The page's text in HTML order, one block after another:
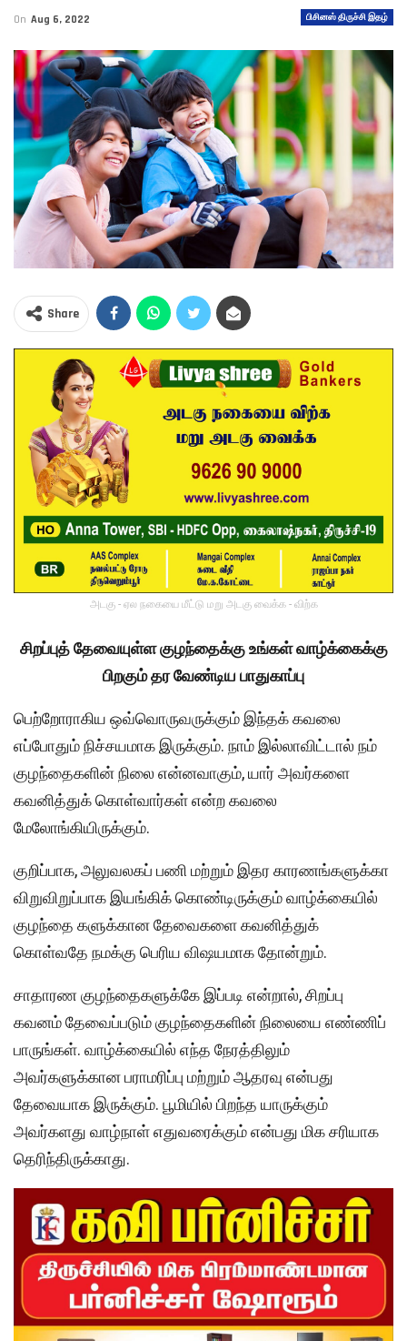
பிசினஸ் திருச்சி இதழ்
On Aug 6, 2022
Share
அடகு - ஏல நகையை மீட்டு மறு அடகு வைக்க - விற்க
சிறப்புத் தேவையுள்ள குழந்தைக்கு உங்கள் வாழ்க்கைக்கு
பிறகும் தர வேண்டிய பாதுகாப்பு
பெற்றோராகிய ஒவ்வொருவருக்கும் இந்தக் கவலை
எப்போதும் நிச்சயமாக இருக்கும். நாம் இல்லாவிட்டால் நம்
குழந்தைகளின் நிலை என்னவாகும், யார் அவர்களை
கவனித்துக் கொள்வார்கள் என்ற கவலை
மேலோங்கியிருக்கும்.
குறிப்பாக, அலுவலகப் பணி மற்றும் இதர காரணங்களுக்கா
விறுவிறுப்பாக இயங்கிக் கொண்டிருக்கும் வாழ்க்கையில்
குழந்தை களுக்கான தேவைகளை கவனித்துக்
கொள்வதே நமக்கு பெரிய விஷயமாக தோன்றும்.
சாதாரண குழந்தைகளுக்கே இப்படி என்றால், சிறப்பு
கவனம் தேவைப்படும் குழந்தைகளின் நிலையை எண்ணிப்
பாருங்கள். வாழ்க்கையில் எந்த நேரத்திலும்
அவர்களுக்கான பராமரிப்பு மற்றும் ஆதரவு என்பது
தேவையாக இருக்கும். பூமியில் பிறந்த யாருக்கும்
அவர்களது வாழ்நாள் எதுவரைக்கும் என்பது மிக சரியாக
தெரிந்திருக்காது.